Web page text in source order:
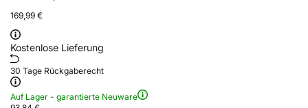
169,99 €
Kostenlose Lieferung
30 Tage Rückgaberecht
Auf Lager - garantierte Neuware